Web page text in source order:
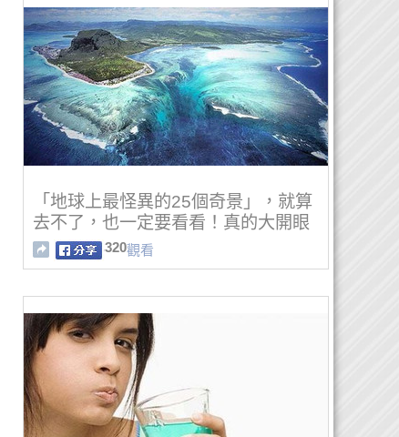
「地球上最怪異的25個奇景」，就算
去不了，也一定要看看！真的大開眼
界！
320觀看